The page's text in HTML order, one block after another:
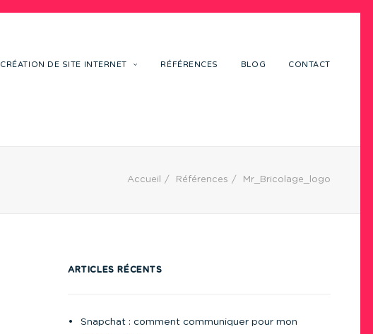
CRÉATION DE SITE INTERNET RÉFÉRENCES BLOG CONTACT
Accueil Références Mr_Bricolage_logo
ARTICLES RÉCENTS
Snapchat : comment communiquer pour mon